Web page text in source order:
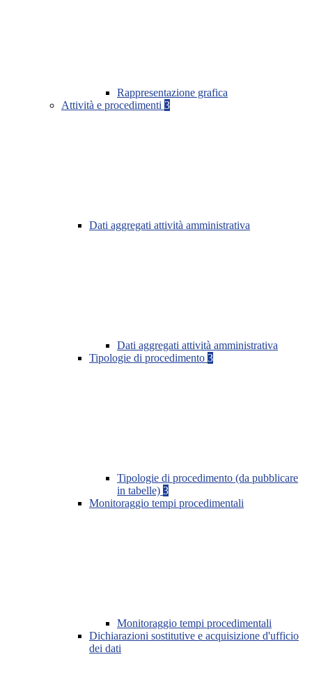
Rappresentazione grafica
Attività e procedimenti 3
Dati aggregati attività amministrativa
Dati aggregati attività amministrativa
Tipologie di procedimento 3
Tipologie di procedimento (da pubblicare
in tabelle) 3
Monitoraggio tempi procedimentali
Monitoraggio tempi procedimentali
Dichiarazioni sostitutive e acquisizione d'ufficio
dei dati